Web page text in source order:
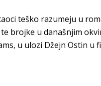
teško razumeju u
brojke u današnjim
u ulozi Džejn Ostin u